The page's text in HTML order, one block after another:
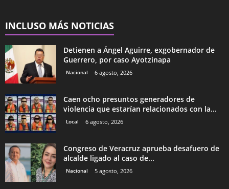
INCLUSO MÁS NOTICIAS
Detienen a Ángel Aguirre, exgobernador de
Guerrero, por caso Ayotzinapa
Nacional 6 agosto, 2026
Caen ocho presuntos generadores de
violencia que estarían relacionados con la...
Local 6 agosto, 2026
Congreso de Veracruz aprueba desafuero de
alcalde ligado al caso de...
Nacional 5 agosto, 2026